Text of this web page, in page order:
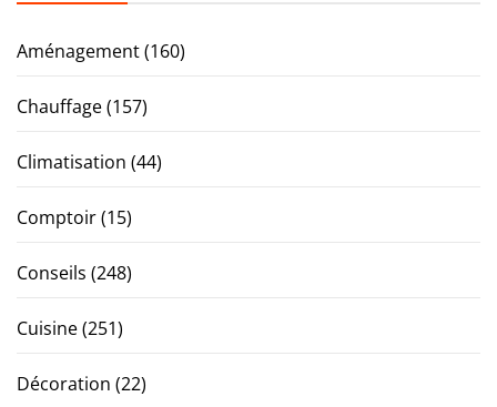
Aménagement(160)
Chauffage(157)
Climatisation (44)
Comptoir(15)
Conseils (248)
Cuisine(251)
Décoration (22)